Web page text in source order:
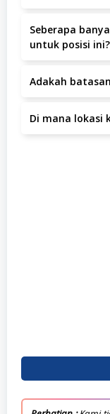
dipungut biaya
Seberapa
untuk posisi ini?
Adakah
Di mana lokasi